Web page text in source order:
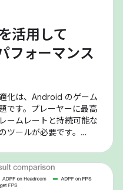
活用して
フォーマンス
化は、Android のゲーム
です。プレーヤーに最高
ームレートと持続可能な
ツールが必要です。
や温度システムを直接操
セットを提供し、この微
。 UNISOC は、これらの